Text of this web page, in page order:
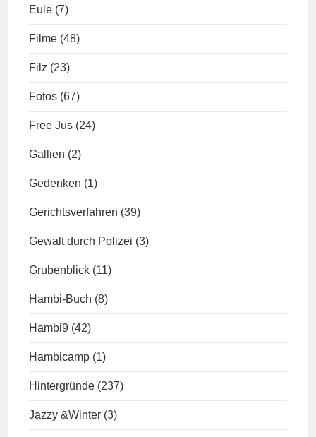
Eule (7)
Filme (48)
Filz (23)
Fotos (67)
Free Jus (24)
Gallien (2)
Gedenken (1)
Gerichtsverfahren (39)
Gewalt durch Polizei (3)
Grubenblick (11)
Hambi-Buch (8)
Hambi9 (42)
Hambicamp (1)
Hintergründe (237)
Jazzy &Winter (3)